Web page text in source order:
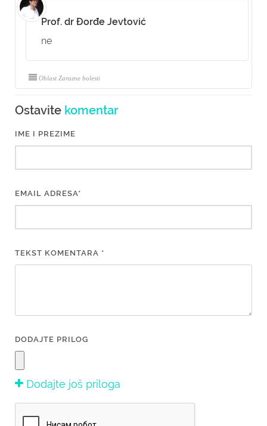
Prof. dr Đorđe Jevtović
ne
Oblast Zarazne bolesti
Ostavite komentar
IME I PREZIME
EMAIL ADRESA*
TEKST KOMENTARA *
DODAJTE PRILOG
Dodajte još priloga